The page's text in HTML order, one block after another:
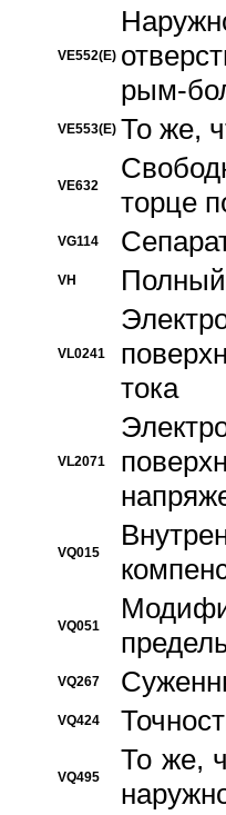
VE552(E)
рым-
VE553(E) То же,
VE632
торце
VG114
VH
VL0241
тока
VL2071
VQ015
VQ051
VQ267
VQ424
VQ495
То же,